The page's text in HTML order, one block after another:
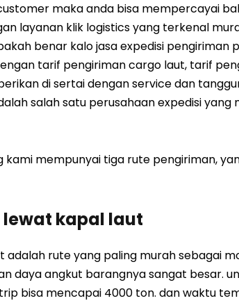
maka anda bisa mempercayai
layanan klik logistics yang terkenal
benar kalo jasa expedisi pengiriman
tarif pengiriman cargo laut, tarif
di sertai dengan service dan
salah satu perusahaan expedisi
mempunyai tiga rute pengiriman,
kapal laut
adalah rute yang paling murah sebagai
daya angkut barangnya sangat besar.
bisa mencapai 4000 ton. dan waktu